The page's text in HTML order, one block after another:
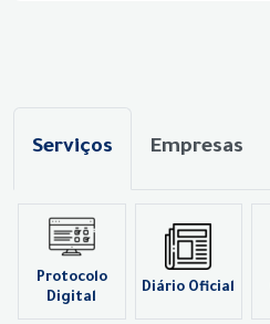
Serviços Empresas
Protocolo
Digital
Diário Oficial